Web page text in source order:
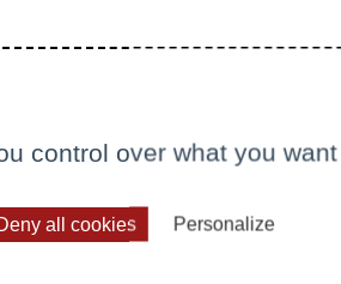
brouillard)
control over what you
all cookies Personalize